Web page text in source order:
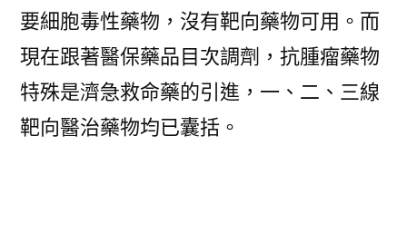
要細胞毒性藥物，沒有靶向藥物可用。而
現在跟著醫保藥品目次調劑，抗腫瘤藥物
特殊是濟急救命藥的引進，一、二、三線
靶向醫治藥物均已囊括。